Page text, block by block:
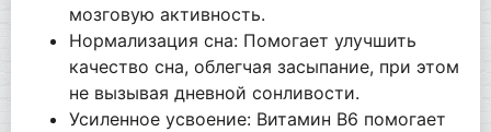
мозговую активность.
Нормализация сна: Помогает улучшить
качество сна, облегчая засыпание, при этом
не вызывая дневной сонливости.
Усиленное усвоение: Витамин В6 помогает